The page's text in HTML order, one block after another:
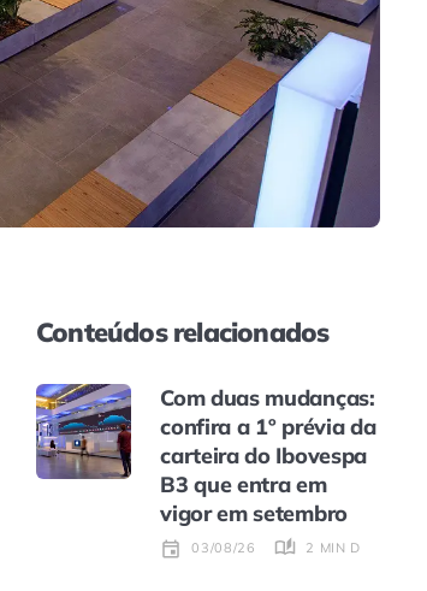
Conteúdos relacionados
Com duas mudanças:
confira a 1º prévia da
carteira do Ibovespa
B3 que entra em
vigor em setembro
03/08/26 2 MIN DE LEITURA